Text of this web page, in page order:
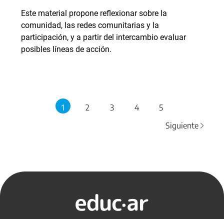
Este material propone reflexionar sobre la
comunidad, las redes comunitarias y la
participación, y a partir del intercambio evaluar
posibles líneas de acción.
1 2 3 4
5
Siguiente